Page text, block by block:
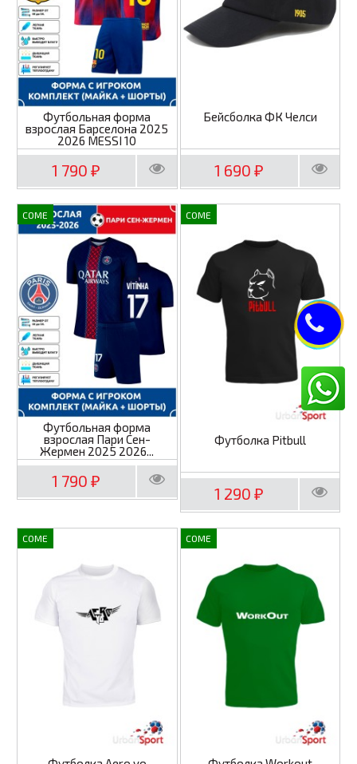
Футбольная форма
взрослая Барселона 2025
2026 MESSI 10
1 790₽
Бейсболка ФК Челси
1 690₽
COME
Футбольная форма
взрослая Пари Сен-
Жермен 2025 2026...
1 790₽
COME
Футболка Pitbull
1 290₽
COME COME